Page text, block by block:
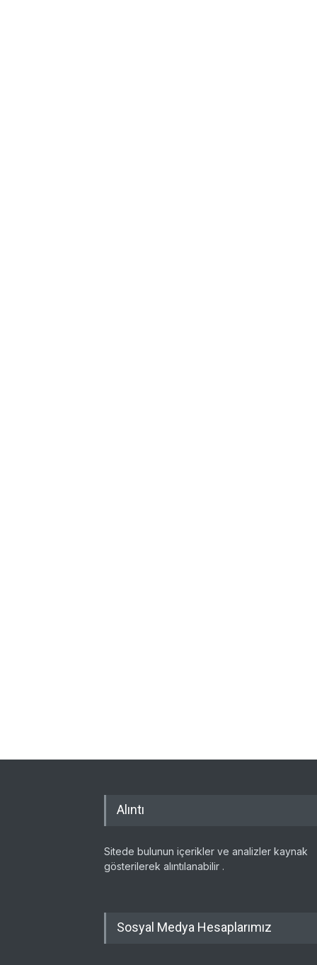
Alıntı
Sitede bulunun içerikler ve analizler kaynak
gösterilerek alıntılanabilir .
Sosyal Medya Hesaplarımız